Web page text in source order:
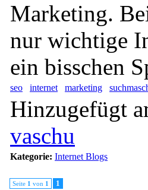
Marketing.
nur wichtige
ein bisschen
seo internet marketing
Hinzugefügt
vaschu
Kategorie: Internet Blogs
Seite 1 von 1 1